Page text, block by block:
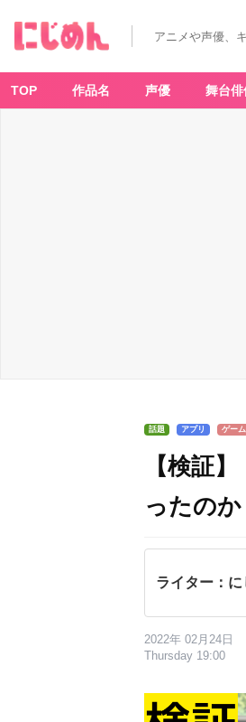
アニメや声優、
TOP 作品名 声優 舞台俳
話題 アプリ ゲーム
【検証
ったの
ライター：
2022年 02月24日
Thursday 19:00